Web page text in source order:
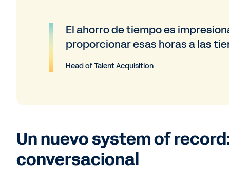
El ahorro de tiempo es
proporcionar esas horas a las
Head of Talent Acquisition
Un nuevo system of
conversacional